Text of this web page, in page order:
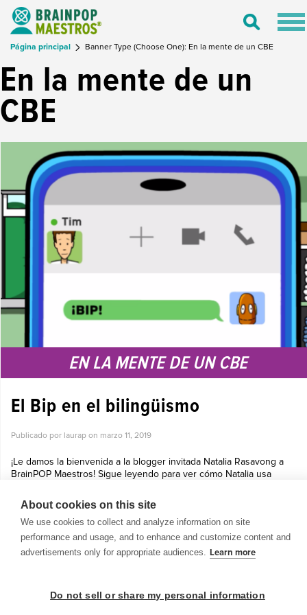
Toggle
Página principal Banner Type (Choose One): En la mente de un CBE
En la mente de un
CBE
EN LA MENTE DE UN CBE
El Bip en el bilingüismo
Publicado por laurap on marzo 11, 2019
¡Le damos la bienvenida a la blogger invitada Natalia Rasavong a
BrainPOP Maestros! Sigue leyendo para ver cómo Natalia usa
apoyar el cono...
Ver más »
About cookies on this site
We use cookies to collect and analyze information on site
performance and usage, and to enhance and customize content and
advertisements only for appropriate audiences. Learn more
Do not sell or share my personal information